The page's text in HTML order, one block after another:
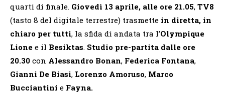
quarti di finale. Giovedì 13 aprile, alle ore 21.05, TV8
(tasto 8 del digitale terrestre) trasmette in diretta, in
chiaro per tutti, la sfida di andata tra l’Olympique
Lione e il Besiktas. Studio pre-partita dalle ore
20.30 con Alessandro Bonan, Federica Fontana,
Gianni De Biasi, Lorenzo Amoruso, Marco
Bucciantini e Fayna.